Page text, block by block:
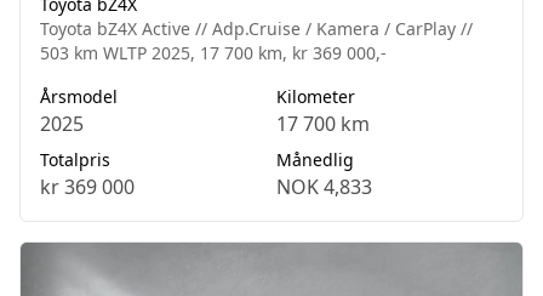
Toyota bZ4X Active // Adp.Cruise / Kamera / CarPlay //
503 km WLTP 2025, 17 700 km, kr 369 000,-
Årsmodel
2025
Kilometer
17 700 km
Totalpris
kr 369 000
Månedlig
NOK 4,833